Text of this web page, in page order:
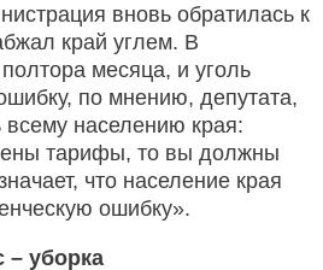
вновь обратилась к
край углем. В
месяца, и уголь
по мнению, депутата,
всему населению края:
тарифы, то вы должны
что население края
ошибку».
– уборка